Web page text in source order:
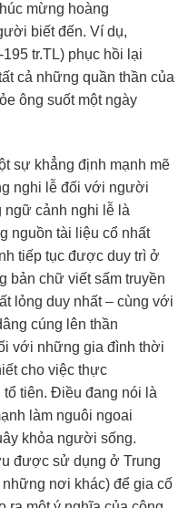
mừng hoàng
biết đến. Ví dụ,
tr.TL) phục hồi lại
cả những quần thần của
ông suốt một ngày
sự khẳng định mạnh mẽ
nghi lễ đối với người
ngữ cảnh nghi lễ là
nguồn tài liệu cổ nhất
tiếp tục được duy trì ở
bản chữ viếtsấm truyền
lỏng duy nhất– cùng với
cúng lên thần
với những gia đình thời
cho việc thực
tổ tiên. Điều đang nói là
làm nguôi ngoai
khỏa người sống.
được sử dụng ở Trung
nơi khác) để gia cố